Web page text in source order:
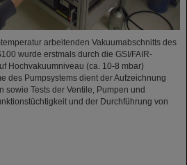
arbeitenden Vakuumabschnitts des
wurde erstmals durch die GSI/FAIR-
Hochvakuumniveau (ca. 10-8 mbar)
des Pumpsystems dient der Aufzeichnung
sowie Tests der Ventile, Pumpen und
und der Durchführung von